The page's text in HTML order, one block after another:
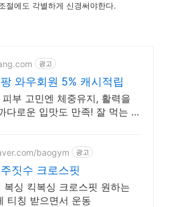
절에도 각별하게 신경써야한다.
광고
와우회원 5% 캐시적립
부 고민엔 체중유지, 활력을
다로운 입맛도 만족! 잘 먹는 기
baogym 광고
짓수 크로스핏
복싱 킥복싱 크로스핏 원하는
티칭 받으면서 운동